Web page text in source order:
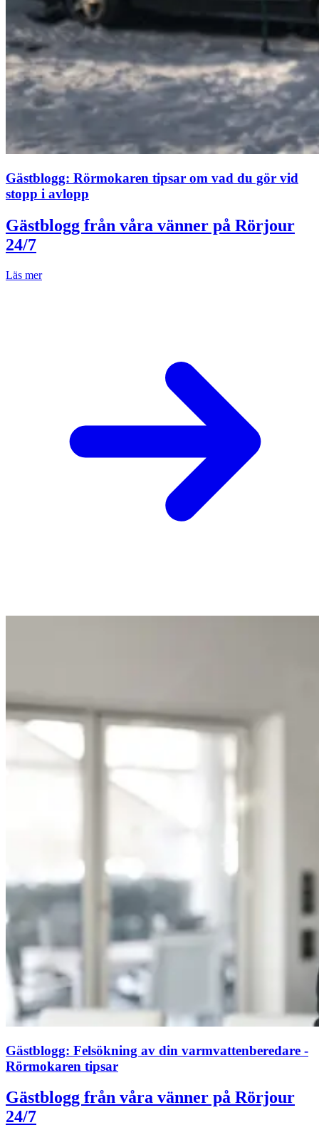
Gästblogg: Rörmokaren tipsar om vad du gör vid
stopp i avlopp
Gästblogg från våra vänner på Rörjour
24/7
Läs mer
Gästblogg: Felsökning av din varmvattenberedare -
Rörmokaren tipsar
Gästblogg från våra vänner på Rörjour
24/7